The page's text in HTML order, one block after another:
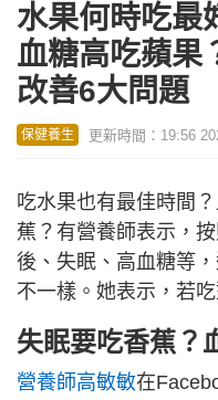
水果何時吃最
血糖高吃蘋果
改善6大問題
保健養生 更新時間：19:56
吃水果也有最佳時間
蕉？有營養師表示，
後、失眠、高血糖等
不一樣。她表示，若
失眠要吃香蕉？
營養師高敏敏在